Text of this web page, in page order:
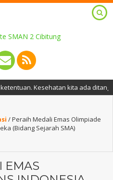
Kesehatan kita ada ditangan kita.
/Peraih Medali Emas Olimpiade
(Bidang Sejarah SMA)
EMAS